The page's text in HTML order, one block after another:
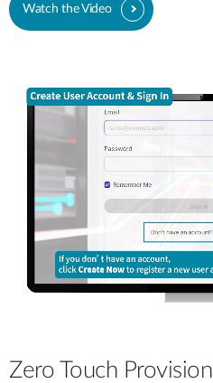
Watch the Video
Zero Touch Provision